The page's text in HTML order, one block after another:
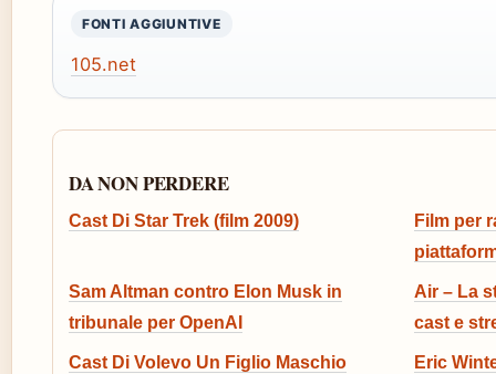
FONTI AGGIUNTIVE
105.net
DA NON PERDERE
Cast Di Star Trek (film 2009)
Film per
Sam Altman contro Elon Musk in
tribunale per OpenAI
Air – La
cast e
Cast Di Volevo Un Figlio Maschio
Eric